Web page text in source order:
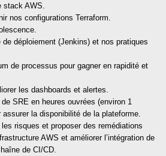
stack AWS.
nos configurations Terraform.
déploiement (Jenkins) et nos pratiques
de processus pour gagner en rapidité et
les dashboards et alertes.
SRE en heures ouvrées (environ 1
la disponibilité de la plateforme.
risques et proposer des remédiations
AWS et améliorer l’intégration de
de CI/CD.